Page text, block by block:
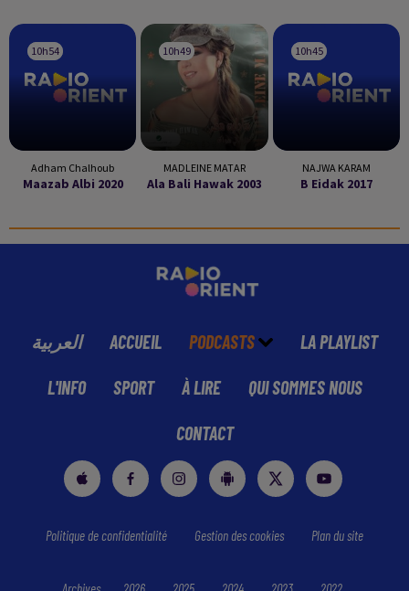
10h54
10h54
Adham Chalhoub
Maazab Albi 2020
10h49
10h49
MADLEINE MATAR
Ala Bali Hawak 2003
10h45
10h45
NAJWA KARAM
B Eidak 2017
العربية ACCUEIL PODCASTS LA PLAYLIST
L'INFO SPORT À LIRE QUI SOMMES NOUS
CONTACT
Politique de confidentialité Gestion des cookies Plan du site